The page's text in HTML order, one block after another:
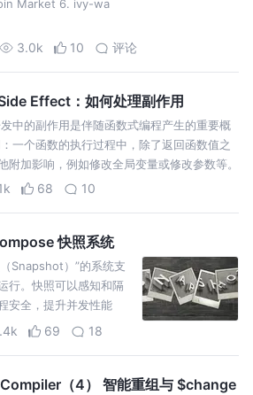
Market 6. ivy-wa
3.0k 10 评论
Effect：如何处理副作用
中的副作用是伴随函数式编程产生的重要概
一个函数的执行过程中，除了返回函数值之
附加影响，例如修改全局变量或修改参数等。
函数即没有副作用的函数，纯函数只能通过返
68 10
快照系统
Snapshot）”的系统支
行。快照可以感知和隔
安全，提升并发性能
69 18
（4） 智能重组与 $change